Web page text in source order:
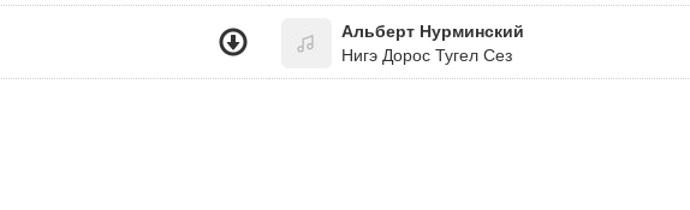
Альберт Нурминский
Нигэ Дорос Тугел Сез